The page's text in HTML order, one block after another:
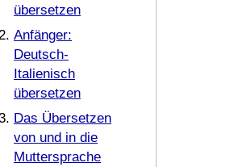
übersetzen
Anfänger:
Deutsch-
Italienisch
übersetzen
Das Übersetzen
von und in die
Muttersprache